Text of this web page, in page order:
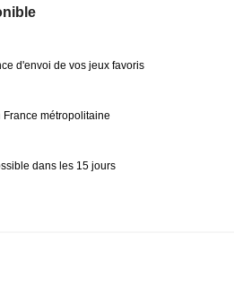
d'envoi de vos jeux favoris
France métropolitaine
dans les 15 jours